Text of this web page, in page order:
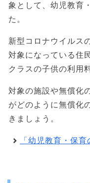
象として、幼児教育
た。
新型コロナウイルス
対象になっている住
クラスの子供の利用
対象の施設や無償化
がどのように無償化
きましょう。
「幼児教育・保